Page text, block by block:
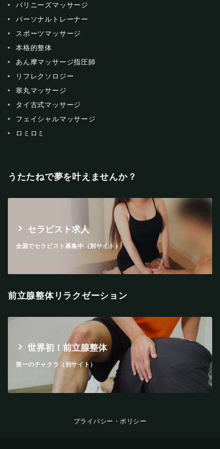
バリニーズマッサージ
パーソナルトレーナー
スポーツマッサージ
本格的整体
あん摩マッサージ指圧師
リフレクソロジー
睾丸マッサージ
タイ古式マッサージ
フェイシャルマッサージ
ロミロミ
うたたねで夢を叶えませんか？
セラピスト求人
全国でセラピスト募集中（別サイト）
前立腺整体リラクゼーション
世界初！前立腺整体
第一のチャクラ（別サイト）
プライバシー・ポリシー